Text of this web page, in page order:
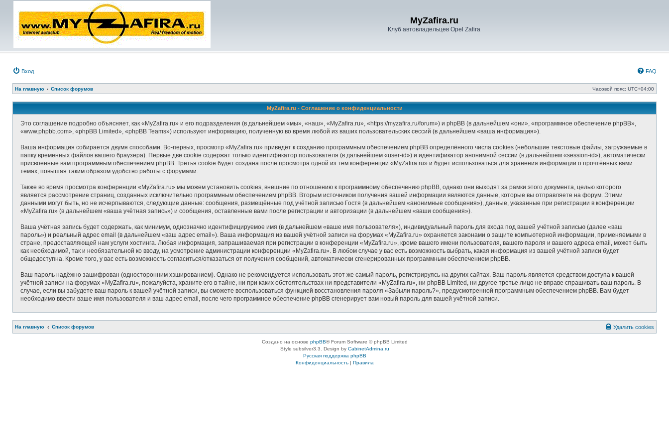
MyZafira.ru
Клуб автовладельцев Opel Zafira
Вход FAQ
На главную Список форумов Часовой пояс: UTC+04:00
MyZafira.ru - Соглашение о конфиденциальности
Это соглашение подробно объясняет, как «MyZafira.ru» и его подразделения (в дальнейшем «мы», «наш», «MyZafira.ru», «https://myzafira.ru/forum») и phpBB (в дальнейшем «они», «программное обеспечение phpBB»,
«www.phpbb.com», «phpBB Limited», «phpBB Teams») используют информацию, полученную во время любой из ваших пользовательских сессий (в дальнейшем «ваша информация»).
Ваша информация собирается двумя способами. Во-первых, просмотр «MyZafira.ru» приведёт к созданию программным обеспечением phpBB определённого числа cookies (небольшие текстовые файлы, загружаемые в
папку временных файлов вашего браузера). Первые две cookie содержат только идентификатор пользователя (в дальнейшем «user-id») и идентификатор анонимной сессии (в дальнейшем «session-id»), автоматически
присвоенные вам программным обеспечением phpBB. Третья cookie будет создана после просмотра одной из тем конференции «MyZafira.ru» и будет использоваться для хранения информации о прочтённых вами
темах, повышая таким образом удобство работы с форумами.
Также во время просмотра конференции «MyZafira.ru» мы можем установить cookies, внешние по отношению к программному обеспечению phpBB, однако они выходят за рамки этого документа, целью которого
является рассмотрение страниц, созданных исключительно программным обеспечением phpBB. Вторым источником получения вашей информации являются данные, которые вы отправляете на форум. Этими
данными могут быть, но не исчерпываются, следующие данные: сообщения, размещённые под учётной записью Гостя (в дальнейшем «анонимные сообщения»), данные, указанные при регистрации в конференции
«MyZafira.ru» (в дальнейшем «ваша учётная запись») и сообщения, оставленные вами после регистрации и авторизации (в дальнейшем «ваши сообщения»).
Ваша учётная запись будет содержать, как минимум, однозначно идентифицируемое имя (в дальнейшем «ваше имя пользователя»), индивидуальный пароль для входа под вашей учётной записью (далее «ваш
пароль») и реальный адрес email (в дальнейшем «ваш адрес email»). Ваша информация из вашей учётной записи на форумах «MyZafira.ru» охраняется законами о защите компьютерной информации, применяемыми в
стране, предоставляющей нам услуги хостинга. Любая информация, запрашиваемая при регистрации в конференции «MyZafira.ru», кроме вашего имени пользователя, вашего пароля и вашего адреса email, может быть
как необходимой, так и необязательной ко вводу, на усмотрение администрации конференции «MyZafira.ru». В любом случае у вас есть возможность выбрать, какая информация из вашей учётной записи будет
общедоступна. Кроме того, у вас есть возможность согласиться/отказаться от получения сообщений, автоматически сгенерированных программным обеспечением phpBB.
Ваш пароль надёжно зашифрован (односторонним хэшированием). Однако не рекомендуется использовать этот же самый пароль, регистрируясь на других сайтах. Ваш пароль является средством доступа к вашей
учётной записи на форумах «MyZafira.ru», пожалуйста, храните его в тайне, ни при каких обстоятельствах ни представители «MyZafira.ru», ни phpBB Limited, ни другое третье лицо не вправе спрашивать ваш пароль. В
случае, если вы забудете ваш пароль к вашей учётной записи, вы сможете воспользоваться функцией восстановления пароля «Забыли пароль?», предусмотренной программным обеспечением phpBB. Вам будет
необходимо ввести ваше имя пользователя и ваш адрес email, после чего программное обеспечение phpBB сгенерирует вам новый пароль для вашей учётной записи.
На главную Список форумов Удалить cookies
Создано на основе phpBB® Forum Software © phpBB Limited
Style subsilver3.3. Design by CabinetAdmina.ru
Русская поддержка phpBB
Конфиденциальность| Правила